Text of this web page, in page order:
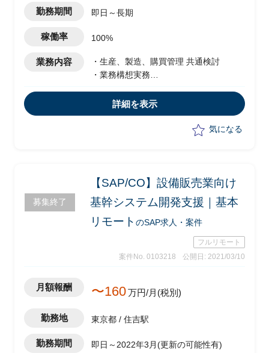
勤務期間 即日～長期
稼働率 100%
業務内容
・生産、製造、購買管理 共通検討
・業務構想実務
詳細を表示
気になる
募集終了
【SAP/CO】設備販売業向け
基幹システム開発支援｜基本
リモート のSAP求人・案件
フルリモート
案件No. 0103218
公開日: 2021/03/10
月額報酬 〜160万円/月(税別)
勤務地 東京都 / 住吉駅
勤務期間 即日～2022年3月(更新の可能性有)